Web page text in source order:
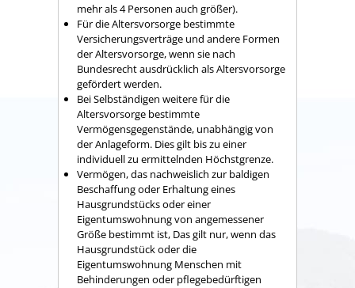
mehr als 4 Personen auch größer).
Für die Altersvorsorge bestimmte
Versicherungsverträge und andere Formen
der Altersvorsorge, wenn sie nach
Bundesrecht ausdrücklich als Altersvorsorge
gefördert werden.
Bei Selbständigen weitere für die
Altersvorsorge bestimmte
Vermögensgegenstände, unabhängig von
der Anlageform. Dies gilt bis zu einer
individuell zu ermittelnden Höchstgrenze.
Vermögen, das nachweislich zur baldigen
Beschaffung oder Erhaltung eines
Hausgrundstücks oder einer
Eigentumswohnung von angemessener
Größe bestimmt ist, Das gilt nur, wenn das
Hausgrundstück oder die
Eigentumswohnung Menschen mit
Behinderungen oder pflegebedürftigen